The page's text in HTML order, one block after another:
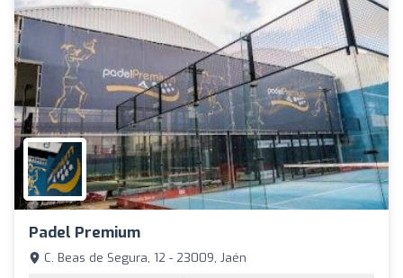
Padel Premium
C. Beas de Segura, 12 - 23009, Jaén